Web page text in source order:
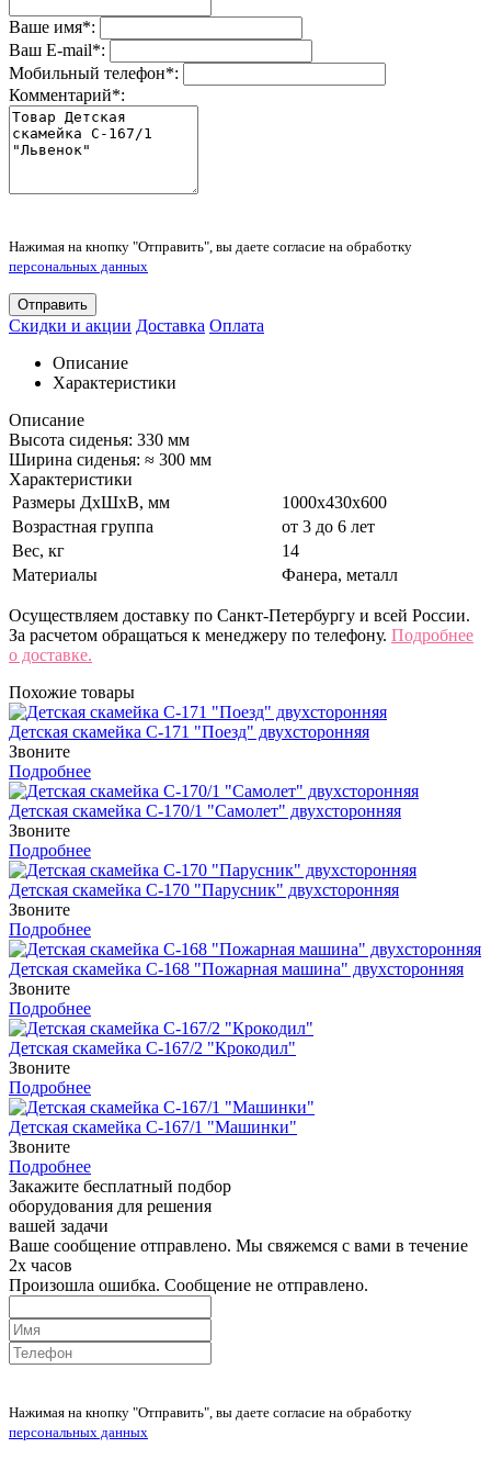
Ваше имя*:
Ваш E-mail*:
Мобильный телефон*:
Комментарий*:
Нажимая на кнопку "Отправить", вы даете согласие на обработку
персональных данных
Отправить
Скидки и акции Доставка Оплата
Описание
Характеристики
Описание
Высота сиденья: 330 мм
Ширина сиденья: ≈ 300 мм
Характеристики
Размеры ДхШхВ, мм
1000х430х600
Возрастная группа
от 3 до 6 лет
Вес, кг
14
Материалы
Фанера, металл
Осуществляем доставку по Санкт-Петербургу и всей России.
За расчетом обращаться к менеджеру по телефону. Подробнее
о доставке.
Похожие товары
Детская скамейка С-171 "Поезд" двухсторонняя
Звоните
Подробнее
Детская скамейка С-170/1 "Самолет" двухсторонняя
Звоните
Подробнее
Детская скамейка С-170 "Парусник" двухсторонняя
Звоните
Подробнее
Детская скамейка С-168 "Пожарная машина" двухсторонняя
Звоните
Подробнее
Детская скамейка С-167/2 "Крокодил"
Звоните
Подробнее
Детская скамейка С-167/1 "Машинки"
Звоните
Подробнее
Закажите бесплатный подбор
оборудования для решения
вашей задачи
Ваше сообщение отправлено. Мы свяжемся с вами в течение
2х часов
Произошла ошибка. Сообщение не отправлено.
Нажимая на кнопку "Отправить", вы даете согласие на обработку
персональных данных